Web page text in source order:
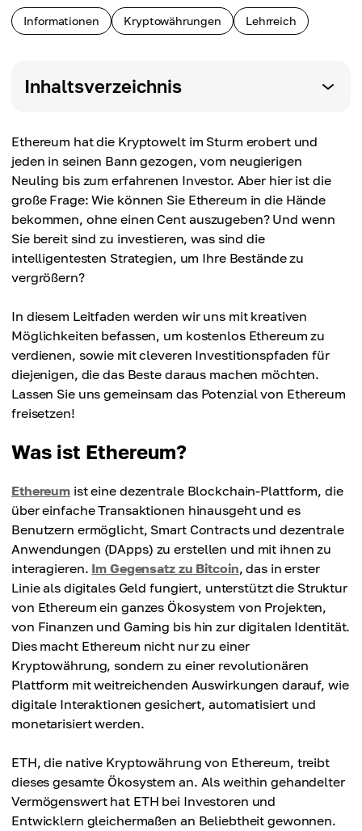
Informationen Kryptowährungen Lehrreich
Inhaltsverzeichnis
Ethereum hat die Kryptowelt im Sturm erobert und
jeden in seinen Bann gezogen, vom neugierigen
Neuling bis zum erfahrenen Investor. Aber hier ist die
große Frage: Wie können Sie Ethereum in die Hände
bekommen, ohne einen Cent auszugeben? Und wenn
Sie bereit sind zu investieren, was sind die
intelligentesten Strategien, um Ihre Bestände zu
vergrößern?
In diesem Leitfaden werden wir uns mit kreativen
Möglichkeiten befassen, um kostenlos Ethereum zu
verdienen, sowie mit cleveren Investitionspfaden für
diejenigen, die das Beste daraus machen möchten.
Lassen Sie uns gemeinsam das Potenzial von Ethereum
freisetzen!
Was ist Ethereum?
Ethereum ist eine dezentrale Blockchain-Plattform, die
über einfache Transaktionen hinausgeht und es
Benutzern ermöglicht, Smart Contracts und dezentrale
Anwendungen (DApps) zu erstellen und mit ihnen zu
interagieren. Im Gegensatz zu Bitcoin, das in erster
Linie als digitales Geld fungiert, unterstützt die Struktur
von Ethereum ein ganzes Ökosystem von Projekten,
von Finanzen und Gaming bis hin zur digitalen Identität.
Dies macht Ethereum nicht nur zu einer
Kryptowährung, sondern zu einer revolutionären
Plattform mit weitreichenden Auswirkungen darauf, wie
digitale Interaktionen gesichert, automatisiert und
monetarisiert werden.
ETH, die native Kryptowährung von Ethereum, treibt
dieses gesamte Ökosystem an. Als weithin gehandelter
Vermögenswert hat ETH bei Investoren und
Entwicklern gleichermaßen an Beliebtheit gewonnen.